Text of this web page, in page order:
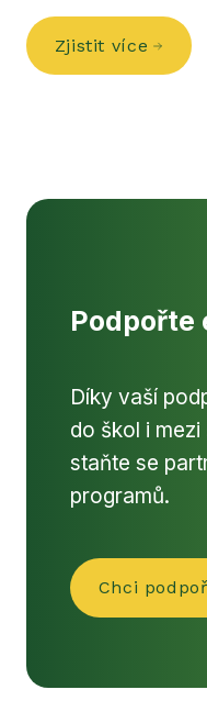
Zjistit více
Podpořte
Díky vaší
do škol i
staňte se
programů.
Chci